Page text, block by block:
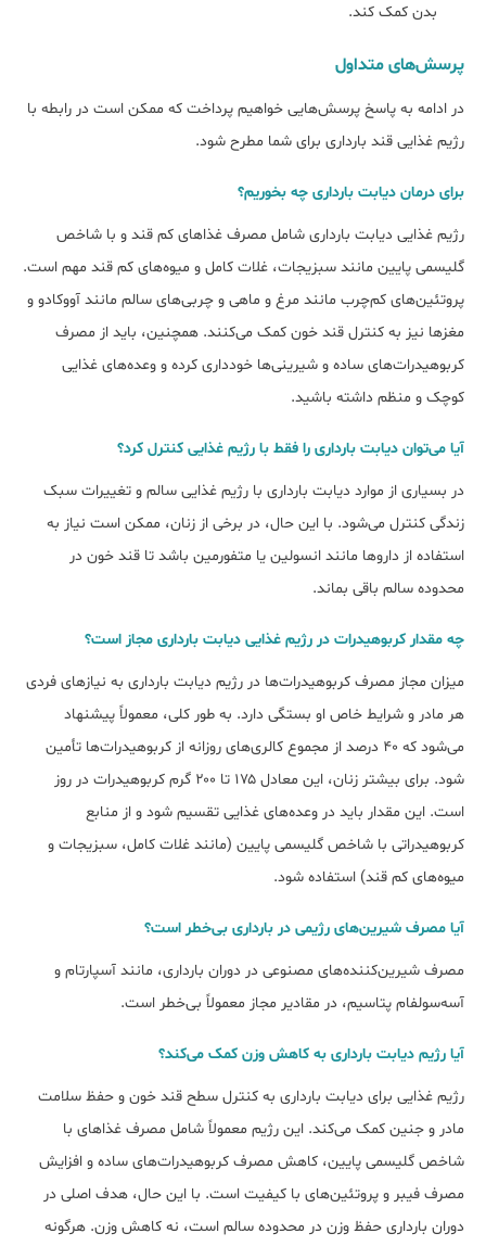
بدن کمک کند.
پرسش‌های متداول
در ادامه به پاسخ پرسش‌هایی خواهیم پرداخت که ممکن است در رابطه با
رژیم غذایی قند بارداری برای شما مطرح شود.
ﺑﺮای درﻣﺎن دﯾﺎﺑﺖ ﺑﺎرداری ﭼﻪ ﺑﺨﻮرﯾﻢ؟
رژیم غذایی دیابت بارداری شامل مصرف غذاهای کم قند و با شاخص
گلیسمی پایین مانند سبزیجات، غلات کامل و میوه‌های کم قند مهم است.
پروتئین‌های کم‌چرب مانند مرغ و ماهی و چربی‌های سالم مانند آووکادو و
مغزها نیز به کنترل قند خون کمک می‌کنند. همچنین، باید از مصرف
کربوهیدرات‌های ساده و شیرینی‌ها خودداری کرده و وعده‌های غذایی
کوچک و منظم داشته باشید.
آﯾﺎ میﺗﻮان دﯾﺎﺑﺖ ﺑﺎرداری را ﻓﻘﻂ ﺑﺎ رژﯾﻢ ﻏﺬایی ﮐﻨﺘﺮل ﮐﺮد؟
در بسیاری از موارد دیابت بارداری با رژیم غذایی سالم و تغییرات سبک
زندگی کنترل می‌شود. با این حال، در برخی از زنان، ممکن است نیاز به
استفاده از داروها مانند انسولین یا متفورمین باشد تا قند خون در
محدوده سالم باقی بماند.
ﭼﻪ ﻣﻘﺪار ﮐﺮﺑﻮﻫﯿﺪرات در رژیم غذایی دیابت بارداری ﻣﺠﺎز اﺳﺖ؟
میزان مجاز مصرف کربوهیدرات‌ها در رژیم دیابت بارداری به نیازهای فردی
هر مادر و شرایط خاص او بستگی دارد. به طور کلی، معمولاً پیشنهاد
می‌شود که ۴۰ درصد از مجموع کالری‌های روزانه از کربوهیدرات‌ها تأمین
شود. برای بیشتر زنان، این معادل ۱۷۵ تا ۲۰۰ گرم کربوهیدرات در روز
است. این مقدار باید در وعده‌های غذایی تقسیم شود و از منابع
کربوهیدراتی با شاخص گلیسمی پایین (مانند غلات کامل، سبزیجات و
میوه‌های کم قند) استفاده شود.
آﯾﺎ ﻣﺼﺮف شیرینﻫﺎی رژیمی در ﺑﺎرداری بیﺧﻄﺮ اﺳﺖ؟
مصرف شیرین‌کننده‌های مصنوعی در دوران بارداری، مانند آسپارتام و
آسه‌سولفام پتاسیم، در مقادیر مجاز معمولاً بی‌خطر است.
آﯾﺎ رژﯾﻢ دﯾﺎﺑﺖ ﺑﺎرداری ﺑﻪ ﮐﺎﻫﺶ وزن ﮐﻤﮏ میﮐﻨﺪ؟
رژیم غذایی برای دیابت بارداری به کنترل سطح قند خون و حفظ سلامت
مادر و جنین کمک می‌کند. این رژیم معمولاً شامل مصرف غذاهای با
شاخص گلیسمی پایین، کاهش مصرف کربوهیدرات‌های ساده و افزایش
مصرف فیبر و پروتئین‌های با کیفیت است. با این حال، هدف اصلی در
دوران بارداری حفظ وزن در محدوده سالم است، نه کاهش وزن. هرگونه